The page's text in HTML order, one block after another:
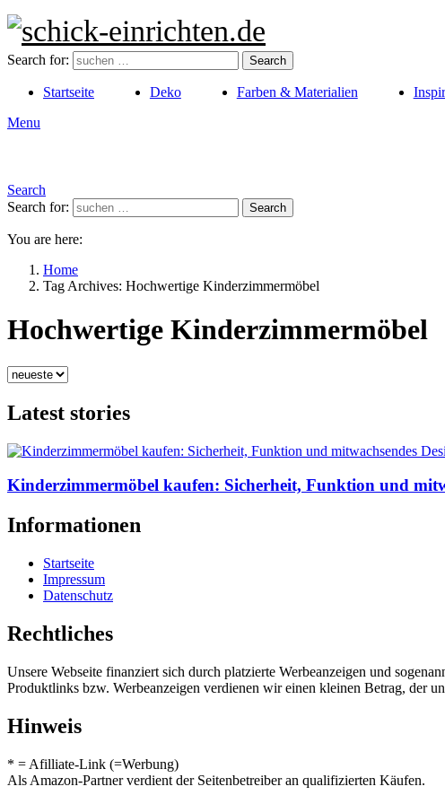
Search for: Search
Startseite Deko Farben & Materialien
Menu
Search
Search for:
Search
You are here:
Home
Tag Archives: Hochwertige Kinderzimmermöbel
Hochwertige Kinderzimmermöbel
Latest stories
Kinderzimmermöbel kaufen: Sicherheit, Funktion und
Informationen
Startseite
Impressum
Datenschutz
Rechtliches
Unsere Webseite finanziert sich durch platzierte Werbeanzeigen und
Produktlinks bzw. Werbeanzeigen verdienen wir einen kleinen Betrag, der
Hinweis
* = Afilliate-Link (=Werbung)
Als Amazon-Partner verdient der Seitenbetreiber an qualifizierten Käufen.